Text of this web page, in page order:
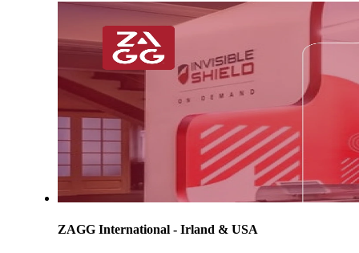
ZAGG International - Irland & USA